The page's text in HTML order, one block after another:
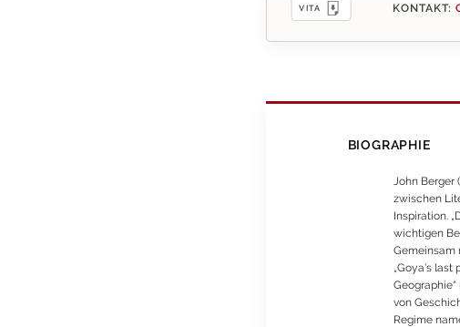
VITA KONTAKT:
BIOGRAPHIE
John Berger
zwischen
Inspiration.
wichtigen
Gemeinsam
„Goya’s last
von
Regime